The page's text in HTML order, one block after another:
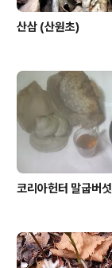
산삼 (산원초)
코리아헌터 말굽버섯